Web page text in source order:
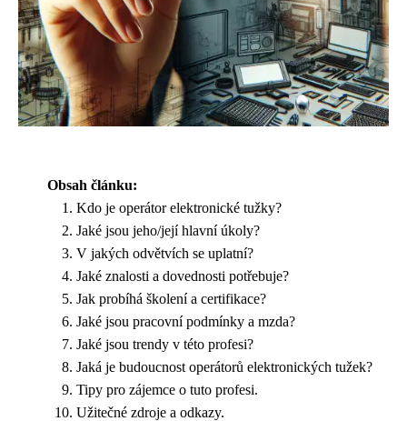
Obsah článku:
Kdo je operátor elektronické tužky?
Jaké jsou jeho/její hlavní úkoly?
V jakých odvětvích se uplatní?
Jaké znalosti a dovednosti potřebuje?
Jak probíhá školení a certifikace?
Jaké jsou pracovní podmínky a mzda?
Jaké jsou trendy v této profesi?
Jaká je budoucnost operátorů elektronických tužek?
Tipy pro zájemce o tuto profesi.
Užitečné zdroje a odkazy.